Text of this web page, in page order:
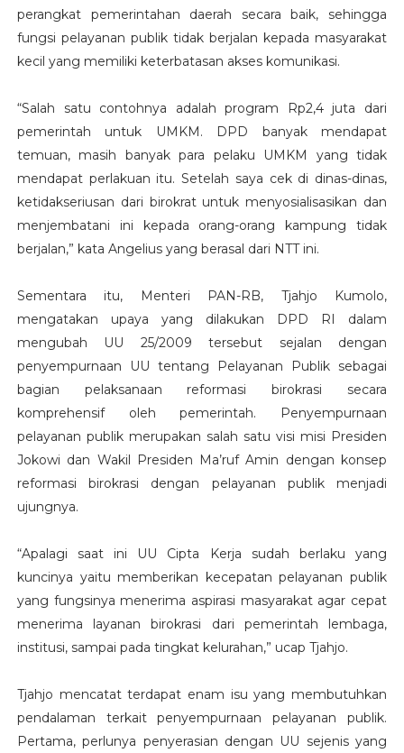
perangkat pemerintahan daerah secara baik, sehingga
fungsi pelayanan publik tidak berjalan kepada masyarakat
kecil yang memiliki keterbatasan akses komunikasi.
“Salah satu contohnya adalah program Rp2,4 juta dari
pemerintah untuk UMKM. DPD banyak mendapat
temuan, masih banyak para pelaku UMKM yang tidak
mendapat perlakuan itu. Setelah saya cek di dinas-dinas,
ketidakseriusan dari birokrat untuk menyosialisasikan dan
menjembatani ini kepada orang-orang kampung tidak
berjalan,” kata Angelius yang berasal dari NTT ini.
Sementara itu, Menteri PAN-RB, Tjahjo Kumolo,
mengatakan upaya yang dilakukan DPD RI dalam
mengubah UU 25/2009 tersebut sejalan dengan
penyempurnaan UU tentang Pelayanan Publik sebagai
bagian pelaksanaan reformasi birokrasi secara
komprehensif oleh pemerintah. Penyempurnaan
pelayanan publik merupakan salah satu visi misi Presiden
Jokowi dan Wakil Presiden Ma’ruf Amin dengan konsep
reformasi birokrasi dengan pelayanan publik menjadi
ujungnya.
“Apalagi saat ini UU Cipta Kerja sudah berlaku yang
kuncinya yaitu memberikan kecepatan pelayanan publik
yang fungsinya menerima aspirasi masyarakat agar cepat
menerima layanan birokrasi dari pemerintah lembaga,
institusi, sampai pada tingkat kelurahan,” ucap Tjahjo.
Tjahjo mencatat terdapat enam isu yang membutuhkan
pendalaman terkait penyempurnaan pelayanan publik.
Pertama, perlunya penyerasian dengan UU sejenis yang